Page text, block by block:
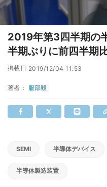
2019年第3四半期の
半期ぶりに前四半期
掲載日 2019/12/04 11:53
著者： 服部毅
SEMI 半導体デバイス
半導体製造装置